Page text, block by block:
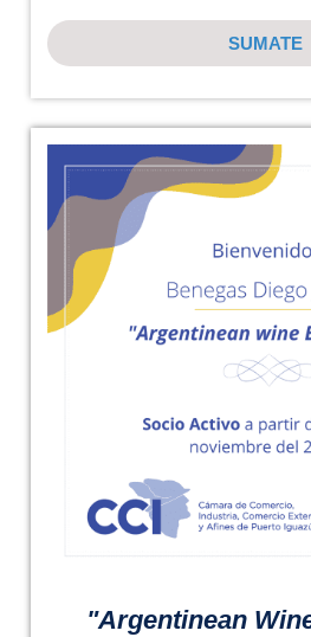
SUMATE
"Argentinean